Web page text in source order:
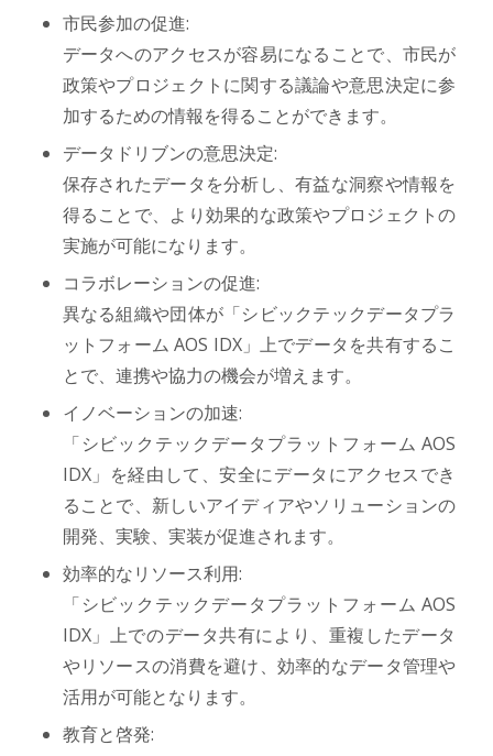
市民参加の促進:
データへのアクセスが容易になることで、市民が
政策やプロジェクトに関する議論や意思決定に参
加するための情報を得ることができます。
データドリブンの意思決定:
保存されたデータを分析し、有益な洞察や情報を
得ることで、より効果的な政策やプロジェクトの
実施が可能になります。
コラボレーションの促進:
異なる組織や団体が「シビックテックデータプラ
ットフォーム AOS IDX」上でデータを共有するこ
とで、連携や協力の機会が増えます。
イノベーションの加速:
「シビックテックデータプラットフォーム AOS
IDX」を経由して、安全にデータにアクセスでき
ることで、新しいアイディアやソリューションの
開発、実験、実装が促進されます。
効率的なリソース利用:
「シビックテックデータプラットフォーム AOS
IDX」上でのデータ共有により、重複したデータ
やリソースの消費を避け、効率的なデータ管理や
活用が可能となります。
教育と啓発: